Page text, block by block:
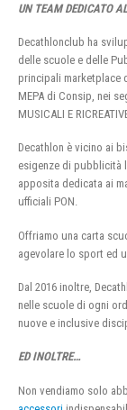
UN TEAM DEDICATO
Decathlonclub ha
delle scuole e delle
principali marketplace
MEPA di Consip, nei
MUSICALI E
Decathlon è vicino ai
esigenze di pubblicità
apposita dedicata ai
ufficiali PON.
Offriamo una carta
agevolare lo sport ed
Dal 2016 inoltre,
nelle scuole di ogni
nuove e inclusive
ED INOLTRE…
Non vendiamo solo